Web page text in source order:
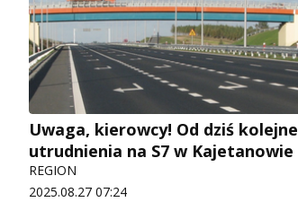
Uwaga, kierowcy! Od dziś kolejne
utrudnienia na S7 w Kajetanowie
REGION
2025.08.27 07:24